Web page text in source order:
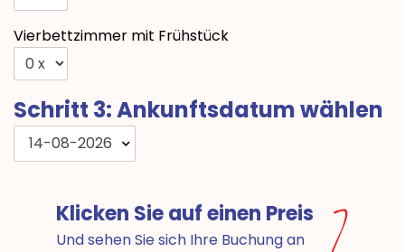
Vierbettzimmer mit Frühstück
Schritt 3: Ankunftsdatum wählen
14-08-2026
Klicken Sie auf einen Preis
Und sehen Sie sich Ihre Buchung an